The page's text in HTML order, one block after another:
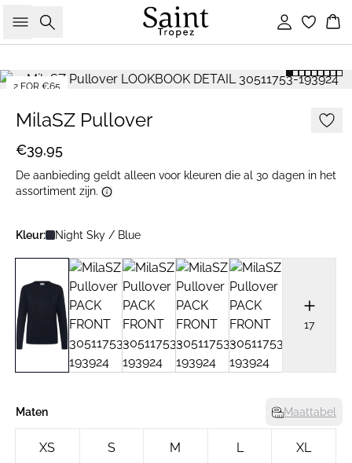
Zoeken Inloggen
2 FOR €65
MilaSZ Pullover
€39,95
De aanbieding geldt alleen voor kleuren die al 30 dagen in het
assortiment zijn.
Kleur: Night Sky / Blue
17
Maten Maattabel
XS S M L XL